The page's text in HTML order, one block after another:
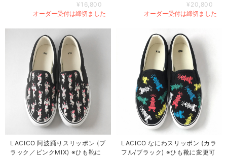
¥16,800
オーダー受付は締切ました
¥20,800
オーダー受付は締切ました
LACICO 阿波踊りスリッポン (ブ
ラック／ピンクMIX) ※ひも靴に
LACICO なにわスリッポン (カラ
フル/ブラック) ※ひも靴に変更可